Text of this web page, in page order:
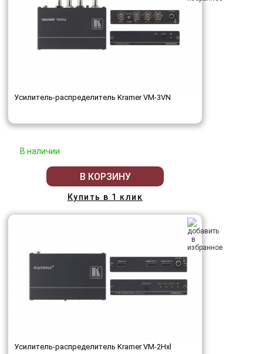
Усилитель-распределитель Kramer VM-3VN
В наличии
В КОРЗИНУ
Купить в 1 клик
Усилитель-распределитель Kramer VM-2Hxl